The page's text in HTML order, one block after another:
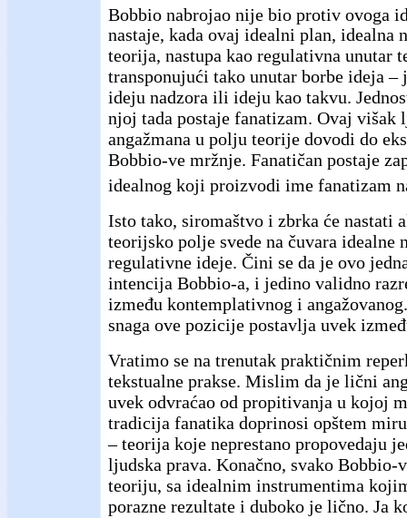
Bobbio nabrojao nije bio protiv ovoga
nastaje, kada ovaj idealni plan, idealna
teorija, nastupa kao regulativna unutar
transponujući tako unutar borbe ideja –
ideju nadzora ili ideju kao takvu.
njoj tada postaje fanatizam. Ovaj višak
angažmana u polju teorije dovodi do
Bobbio-ve mržnje. Fanatičan postaje
idealnog koji proizvodi ime fanatizam
Isto tako, siromaštvo i zbrka će nastati
teorijsko polje svede na čuvara idealne
regulativne ideje. Čini se da je ovo
intencija Bobbio-a, i jedino validno
između kontemplativnog i
snaga ove pozicije postavlja uvek
Vratimo se na trenutak praktičnim
tekstualne prakse. Mislim da je lični
uvek odvraćao od propitivanja u kojoj
tradicija fanatika doprinosi opštem
– teorija koje neprestano propovedaju
ljudska prava. Konačno, svako Bobbio-
teoriju, sa idealnim instrumentima
porazne rezultate i duboko je lično. Ja